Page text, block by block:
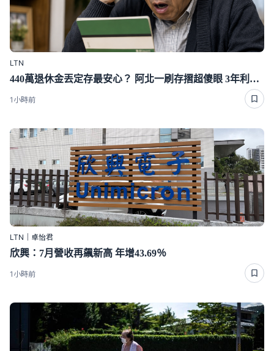
LTN
440萬退休金丟定存最安心？ 阿北一刷存摺超傻眼 3年利息僅1千多
1小時前
LTN｜卓怡君
欣興：7月營收再飆新高 年增43.69％
1小時前